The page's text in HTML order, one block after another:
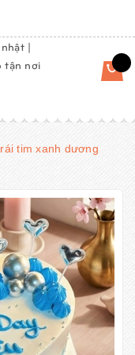
|
tận nơi
tim xanh dương